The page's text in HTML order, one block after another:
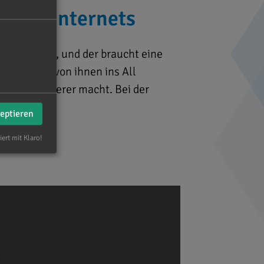
Internets
und der braucht eine
Produkt von ihnen ins All
und sicherer macht. Bei der
mit Klaro!